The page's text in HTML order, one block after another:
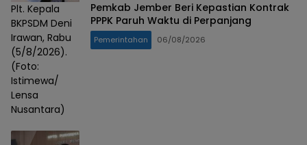
Plt. Kepala
BKPSDM Deni
Irawan, Rabu
(5/8/2026).
(Foto:
Istimewa/
Lensa
Nusantara)
Pemkab Jember Beri Kepastian Kontrak
PPPK Paruh Waktu di Perpanjang
Pemerintahan 06/08/2026